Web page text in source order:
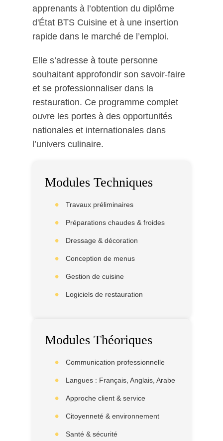
apprenants à l’obtention du diplôme
d'État BTS Cuisine et à une insertion
rapide dans le marché de l’emploi.
Elle s’adresse à toute personne
souhaitant approfondir son savoir-faire
et se professionnaliser dans la
restauration. Ce programme complet
ouvre les portes à des opportunités
nationales et internationales dans
l’univers culinaire.
Modules Techniques
Travaux préliminaires
Préparations chaudes & froides
Dressage & décoration
Conception de menus
Gestion de cuisine
Logiciels de restauration
Modules Théoriques
Communication professionnelle
Langues : Français, Anglais, Arabe
Approche client & service
Citoyenneté & environnement
Santé & sécurité